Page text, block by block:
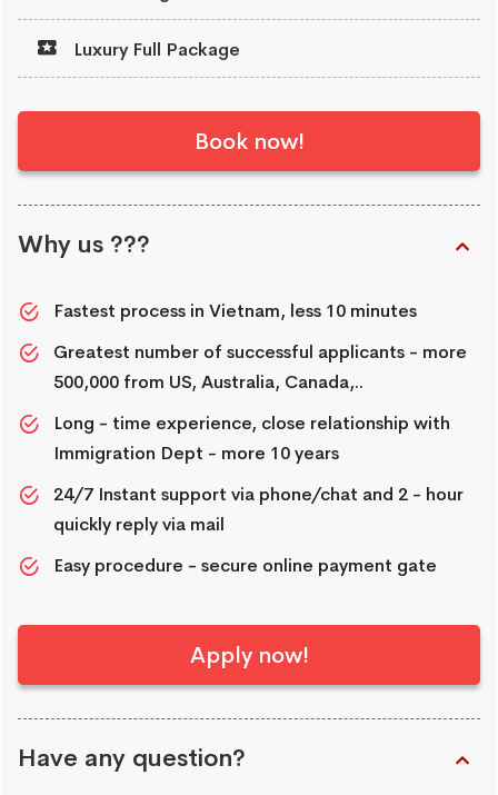
Luxury Full Package
Book now!
Why us ???
Fastest process in Vietnam, less 10 minutes
Greatest number of successful applicants - more
500,000 from US, Australia, Canada,..
Long - time experience, close relationship with
Immigration Dept - more 10 years
24/7 Instant support via phone/chat and 2 - hour
quickly reply via mail
Easy procedure - secure online payment gate
Apply now!
Have any question?